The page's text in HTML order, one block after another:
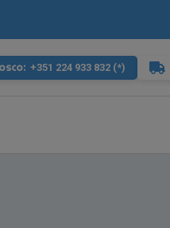
+351 224 933 832 (*)